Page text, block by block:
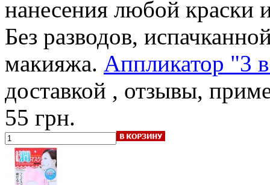
нанесения любой краски
Без разводов,
макияжа. Аппликатор "3
доставкой , отзывы,
55 грн.